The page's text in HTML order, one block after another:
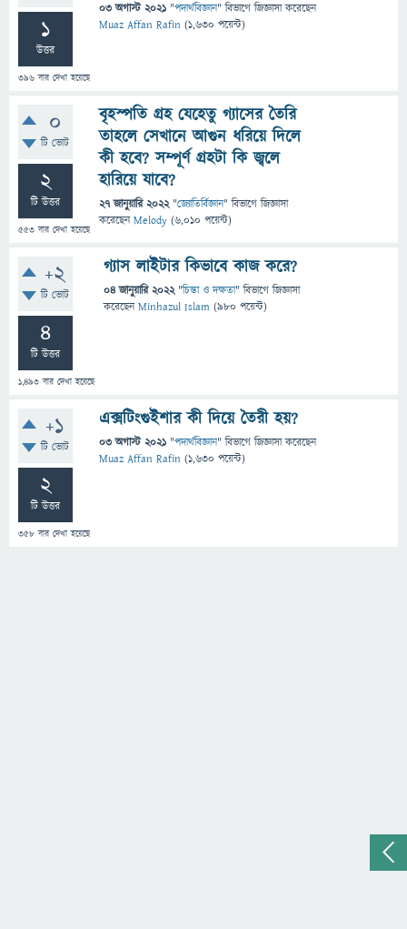
1
উত্তর
396 বার দেখা হয়েছে
03 অগাস্ট 2021 "পদার্থবিজ্ঞান" বিভাগে জিজ্ঞাসাকরেছেন
Muaz Affan Rafin (1,630 পয়েন্ট)
0
টি ভোট
2
টি উত্তর
553 বার দেখা হয়েছে
বৃহস্পতি গ্রহ যেহেতু গ্যাসের তৈরি
তাহলে সেখানে আগুন ধরিয়ে দিলে
কী হবে? সম্পূর্ণ গ্রহটা কি জ্বলে
হারিয়ে যাবে?
27 জানুয়ারি 2022 "জ্যোতির্বিজ্ঞান" বিভাগে জিজ্ঞাসা
করেছেনMelody (6,010 পয়েন্ট)
+2
টি ভোট
4
টি উত্তর
1,493 বার দেখা হয়েছে
গ্যাস লাইটার কিভাবে কাজ করে?
04 জানুয়ারি 2022 "চিন্তা ও দক্ষতা" বিভাগে জিজ্ঞাসা
করেছেনMinhazul Islam (980 পয়েন্ট)
+1
টি ভোট
2
টি উত্তর
358 বার দেখা হয়েছে
এক্সটিংগুইশার কী দিয়ে তৈরী হয়?
03 অগাস্ট 2021 "পদার্থবিজ্ঞান" বিভাগে জিজ্ঞাসাকরেছেন
Muaz Affan Rafin (1,630 পয়েন্ট)